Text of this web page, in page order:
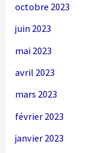
octobre 2023
juin 2023
mai 2023
avril 2023
mars 2023
février 2023
janvier 2023